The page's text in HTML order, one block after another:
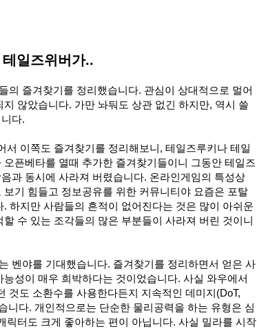
일즈위버가..
의 즐겨찾기를 정리했습니다. 관심이 상대적으로 멀어
않았습니다. 가만 놔둬도 상관 없긴 하지만, 역시 쓸
다.
이쪽도 즐겨찾기를 정리해보니, 테일즈루키나 테일
픈베타를 열때 추가한 즐겨찾기들이니 그동안 테일즈
과 동시에 사라져 버렸습니다. 온라인게임의 특성상
기 힘들고 정보공유를 위한 커뮤니티야 요즘은 포탈
하지만 사람들의 흔적이 없어진다는 것은 많이 아쉬운
수 있는 조각들의 많은 부분들이 사라져 버린 것이니
벤야를 기대했습니다. 즐겨찾기를 정리하면서 얻은 사
성이 매우 희박하다는 것이었습니다. 사실 와우에서
것도 소환수를 사용한다든지 지속적인 데미지(DoT,
니다. 개인적으로는 단순한 물리공력을 하는 유형은 심
터도 크게 좋아하는 편이 아닙니다. 사실 밀라를 시작